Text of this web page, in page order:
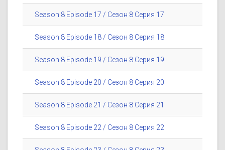
Season 8 Episode 17 / Сезон 8 Серия 17
Season 8 Episode 18 / Сезон 8 Серия 18
Season 8 Episode 19 / Сезон 8 Серия 19
Season 8 Episode 20 / Сезон 8 Серия 20
Season 8 Episode 21 / Сезон 8 Серия 21
Season 8 Episode 22 / Сезон 8 Серия 22